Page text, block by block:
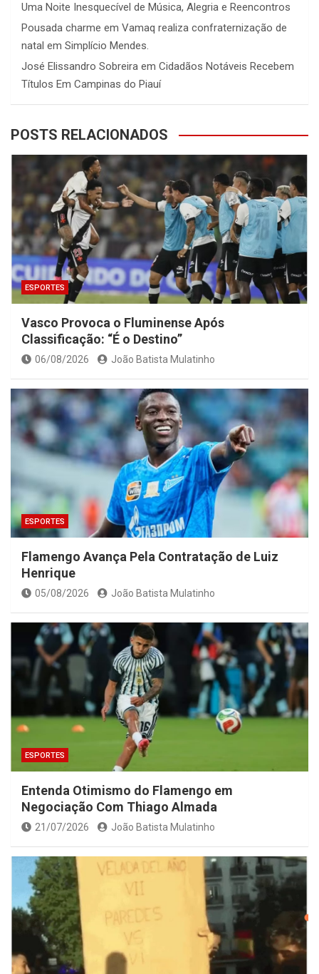
Uma Noite Inesquecível de Música, Alegria e Reencontros
Pousada charme em Vamaq realiza confraternização de
natal em Simplício Mendes.
José Elissandro Sobreira em Cidadãos Notáveis Recebem
Títulos Em Campinas do Piauí
POSTS RELACIONADOS
ESPORTES
Vasco Provoca o Fluminense Após
Classificação: “É o Destino”
06/08/2026 João Batista Mulatinho
ESPORTES
Flamengo Avança Pela Contratação de Luiz
Henrique
05/08/2026 João Batista Mulatinho
ESPORTES
Entenda Otimismo do Flamengo em
Negociação Com Thiago Almada
21/07/2026 João Batista Mulatinho